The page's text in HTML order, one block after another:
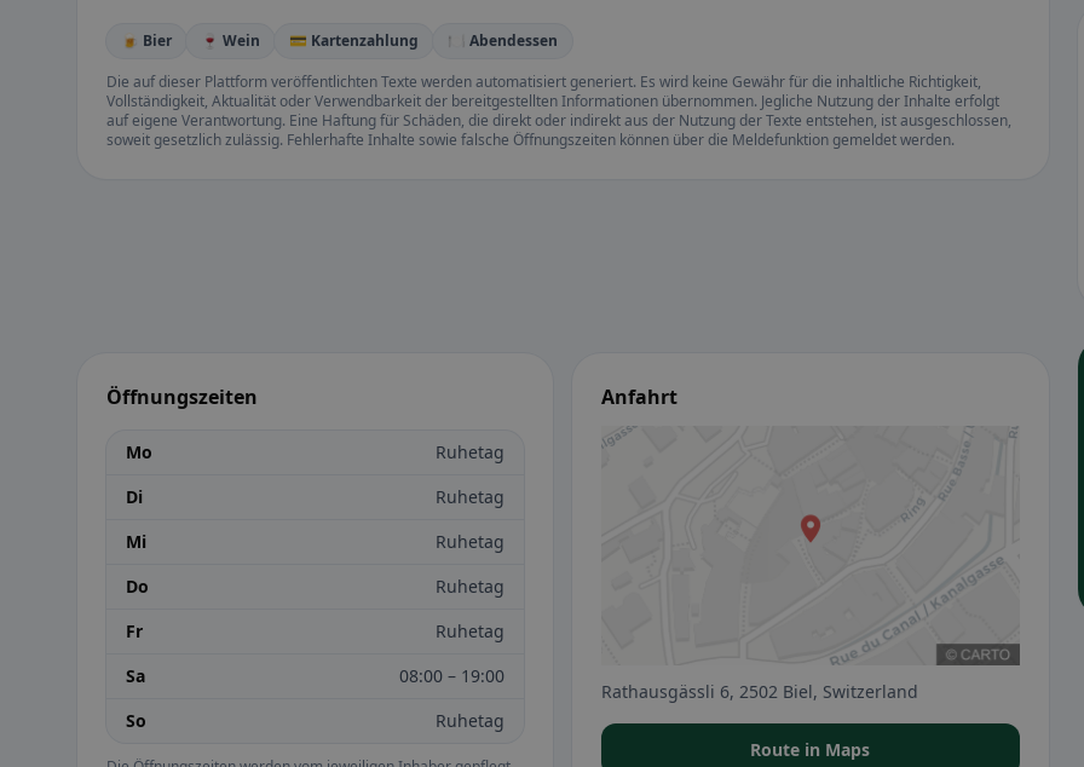
🍺 Bier 🍷 Wein 💳 Kartenzahlung
🍽️ Abendessen
Die auf dieser Plattform veröffentlichten Texte werden automatisiert generiert. Es wird keine Gewähr für die inhaltliche Richtigkeit,
Vollständigkeit, Aktualität oder Verwendbarkeit der bereitgestellten Informationen übernommen. Jegliche Nutzung der Inhalte erfolgt
auf eigene Verantwortung. Eine Haftung für Schäden, die direkt oder indirekt aus der Nutzung der Texte entstehen, ist ausgeschlossen,
soweit gesetzlich zulässig. Fehlerhafte Inhalte sowie falsche Öffnungszeiten können über die Meldefunktion gemeldet werden.
Öffnungszeiten
Mo
Ruhetag
Di
Ruhetag
Mi
Ruhetag
Do
Ruhetag
Fr
Ruhetag
Sa
08:00 – 19:00
So
Ruhetag
Anfahrt
Rathausgässli 6, 2502 Biel, Switzerland
Route in Maps